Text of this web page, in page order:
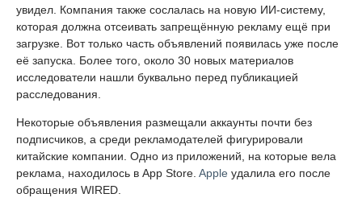
увидел. Компания также сослалась на новую ИИ-систему,
которая должна отсеивать запрещённую рекламу ещё при
загрузке. Вот только часть объявлений появилась уже после
её запуска. Более того, около 30 новых материалов
исследователи нашли буквально перед публикацией
расследования.
Некоторые объявления размещали аккаунты почти без
подписчиков, а среди рекламодателей фигурировали
китайские компании. Одно из приложений, на которые вела
реклама, находилось в App Store. Apple удалила его после
обращения WIRED.